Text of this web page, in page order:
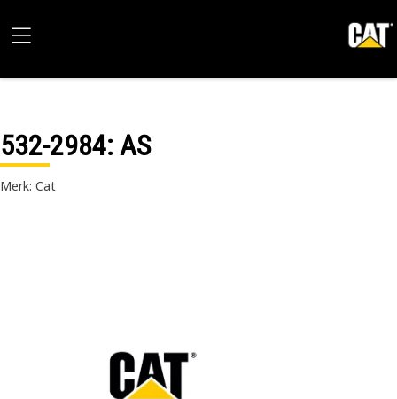
532-2984: AS
Merk: Cat